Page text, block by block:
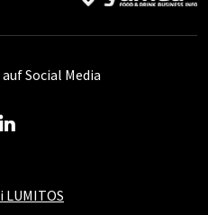
LUMITOS
Social Media